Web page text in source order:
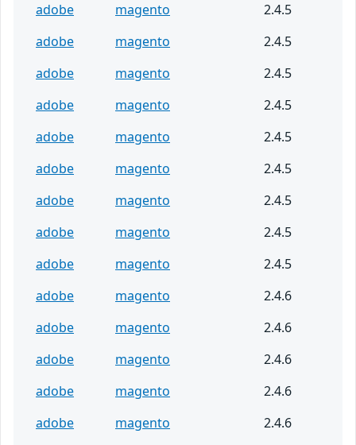
adobe
magento
2.4.5
adobe
magento
2.4.5
adobe
magento
2.4.5
adobe
magento
2.4.5
adobe
magento
2.4.5
adobe
magento
2.4.5
adobe
magento
2.4.5
adobe
magento
2.4.5
adobe
magento
2.4.5
adobe
magento
2.4.6
adobe
magento
2.4.6
adobe
magento
2.4.6
adobe
magento
2.4.6
adobe
magento
2.4.6